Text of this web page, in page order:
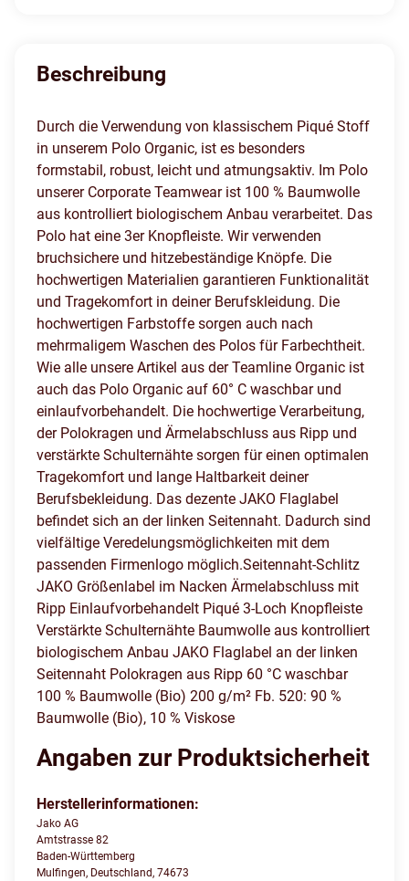
Beschreibung
Durch die Verwendung von klassischem Piqué Stoff
in unserem Polo Organic, ist es besonders
formstabil, robust, leicht und atmungsaktiv. Im Polo
unserer Corporate Teamwear ist 100 % Baumwolle
aus kontrolliert biologischem Anbau verarbeitet. Das
Polo hat eine 3er Knopfleiste. Wir verwenden
bruchsichere und hitzebeständige Knöpfe. Die
hochwertigen Materialien garantieren Funktionalität
und Tragekomfort in deiner Berufskleidung. Die
hochwertigen Farbstoffe sorgen auch nach
mehrmaligem Waschen des Polos für Farbechtheit.
Wie alle unsere Artikel aus der Teamline Organic ist
auch das Polo Organic auf 60° C waschbar und
einlaufvorbehandelt. Die hochwertige Verarbeitung,
der Polokragen und Ärmelabschluss aus Ripp und
verstärkte Schulternähte sorgen für einen optimalen
Tragekomfort und lange Haltbarkeit deiner
Berufsbekleidung. Das dezente JAKO Flaglabel
befindet sich an der linken Seitennaht. Dadurch sind
vielfältige Veredelungsmöglichkeiten mit dem
passenden Firmenlogo möglich.Seitennaht-Schlitz
JAKO Größenlabel im Nacken Ärmelabschluss mit
Ripp Einlaufvorbehandelt Piqué 3-Loch Knopfleiste
Verstärkte Schulternähte Baumwolle aus kontrolliert
biologischem Anbau JAKO Flaglabel an der linken
Seitennaht Polokragen aus Ripp 60 °C waschbar
100 % Baumwolle (Bio) 200 g/m² Fb. 520: 90 %
Baumwolle (Bio), 10 % Viskose
Angaben zur Produktsicherheit
Herstellerinformationen:
Jako AG
Amtstrasse 82
Baden-Württemberg
Mulfingen, Deutschland, 74673